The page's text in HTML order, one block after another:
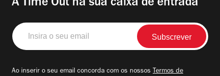
A Time Out na sua caixa de entrada
Insira
o
seu
Ao inserir o seu email concorda com os nossos Termos de